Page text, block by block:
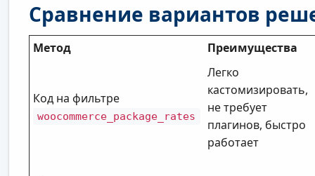
Сравнение вариантов
Метод Преимущества
Код на фильтре
woocommerce_package_rates
Легко
кастомизировать,
не требует
плагинов, быстро
работает